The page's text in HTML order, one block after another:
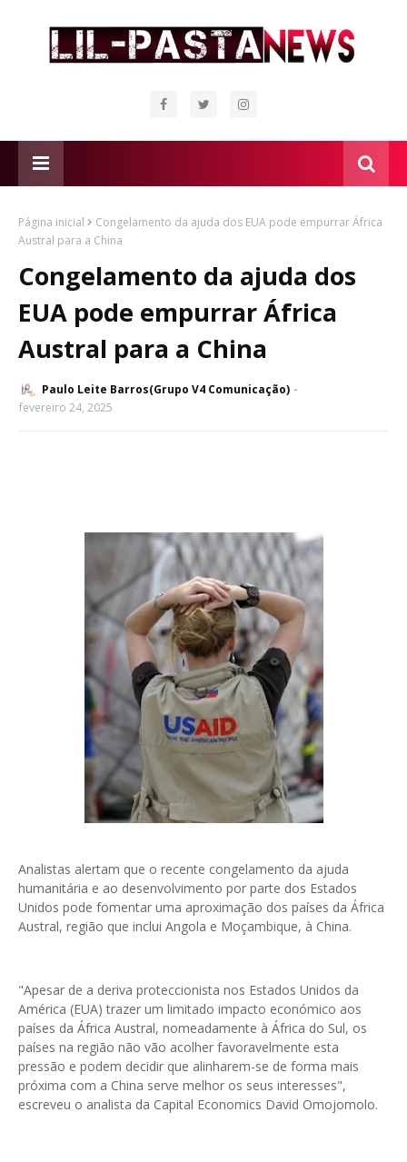
Página inicial
Congelamento da ajuda dos EUA pode empurrar África
Austral para a China
Congelamento da ajuda dos
EUA pode empurrar África
Austral para a China
Paulo Leite Barros(Grupo V4 Comunicação)
fevereiro 24, 2025
Analistas alertam que o recente congelamento da ajuda
humanitária e ao desenvolvimento por parte dos Estados
Unidos pode fomentar uma aproximação dos países da África
Austral, região que inclui Angola e Moçambique, à China.
"Apesar de a deriva proteccionista nos Estados Unidos da
América (EUA) trazer um limitado impacto económico aos
países da África Austral, nomeadamente à África do Sul, os
países na região não vão acolher favoravelmente esta
pressão e podem decidir que alinharem-se de forma mais
próxima com a China serve melhor os seus interesses",
escreveu o analista da Capital Economics David Omojomolo.